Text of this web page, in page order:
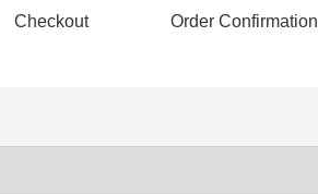
Checkout Order Confirmation